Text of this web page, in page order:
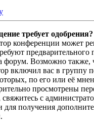
требует одобрения?
конференции может
предварительного
форум. Возможно также,
включил вас в группу
по его или её
просмотрены
с
для получения